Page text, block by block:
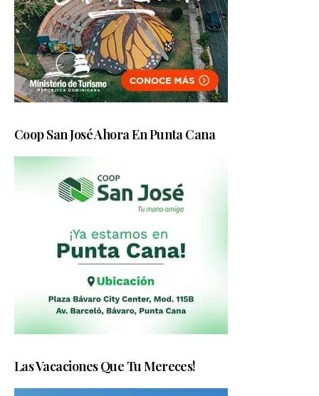
Coop San José Ahora En Punta Cana
Las Vacaciones Que Tu Mereces!